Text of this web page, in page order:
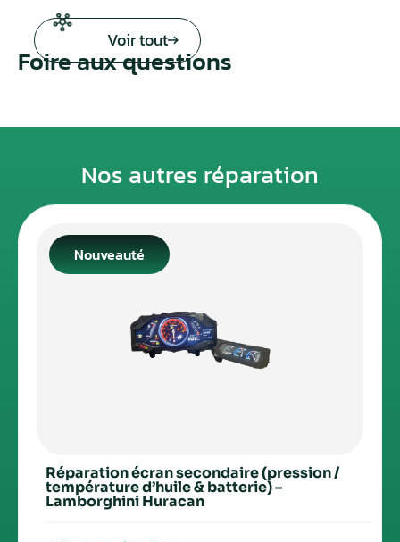
Voir tout
Foire aux questions
Nos autres réparation
Nouveauté
Réparation écran secondaire (pression /
température d’huile & batterie) –
Lamborghini Huracan